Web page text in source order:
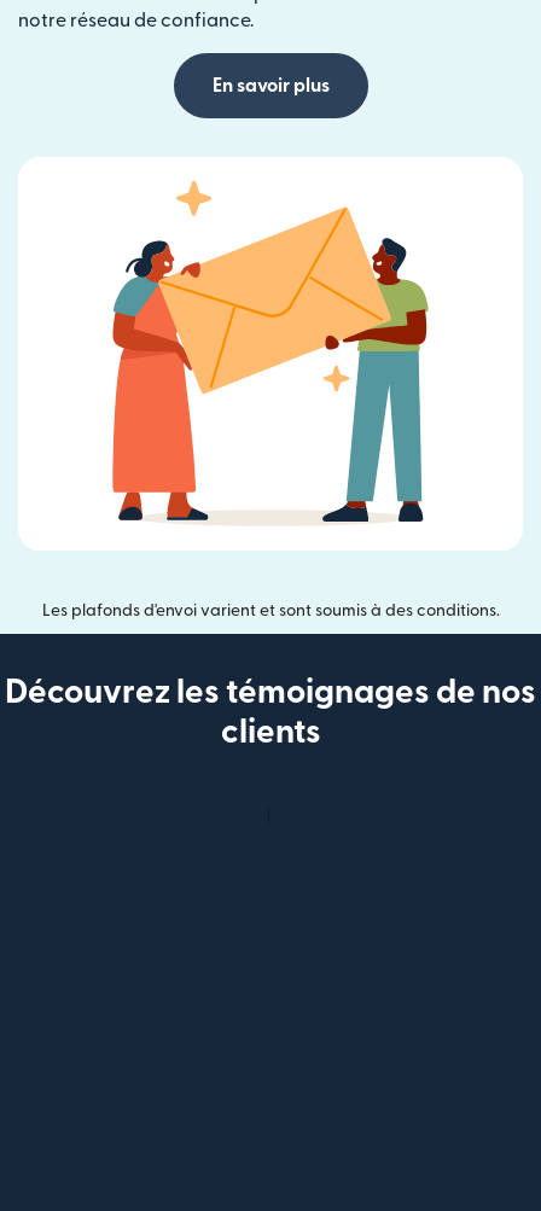
notre réseau de confiance.
En savoir plus
Les plafonds d'envoi varient et sont soumis à des conditions.
Découvrez les témoignages de nos
clients